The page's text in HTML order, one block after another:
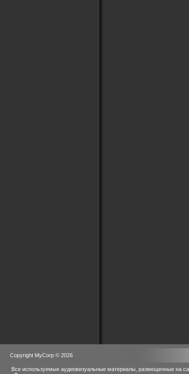
Copyright MyCorp © 2026
Все используемые аудиовизуальные материалы, размещенные на